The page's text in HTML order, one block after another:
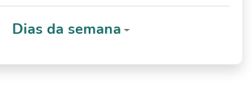
Dias da semana